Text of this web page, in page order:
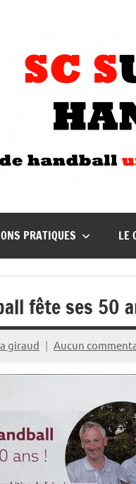
PRATIQUES LE
fête ses 50
giraud Aucun